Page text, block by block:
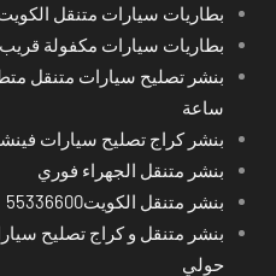
بطاريات سيارات متنقل
بطاريات سيارات مكفولة
ساعة
بنشر كراج تصليح سيارات
بنشر متنقل الجهراء فوري
بنشر متنقل الكويت55336600
بنشر متنقل و كراج تصليح
حولي